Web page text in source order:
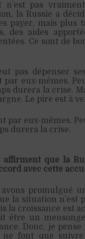
pas
la Russie a
payer, mais plus
des aides
Ce sont de
pas dépenser
eux-mêmes.
durera la crise.
Le pire est à
par eux-mêmes.
durera la crise.
que la
avec cette
promulgué
la situation n’est
la croissance est
être un
Donc, je
ne font que